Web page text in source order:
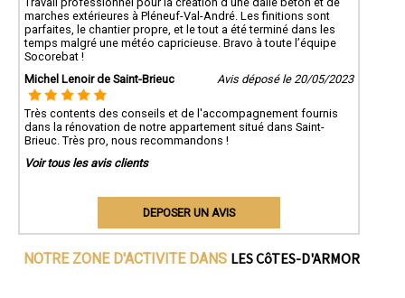
marches extérieures à Pléneuf-Val-André. Les finitions sont
parfaites, le chantier propre, et le tout a été terminé dans les
temps malgré une météo capricieuse. Bravo à toute l’équipe
Socorebat !
Michel Lenoir de Saint-Brieuc
Avis déposé le 20/05/2023
Très contents des conseils et de l'accompagnement fournis
dans la rénovation de notre appartement situé dans Saint-
Brieuc. Très pro, nous recommandons !
Voir tous les avis clients
DEPOSER UN AVIS
NOTRE ZONE D'ACTIVITE DANS LES CôTES-D'ARMOR